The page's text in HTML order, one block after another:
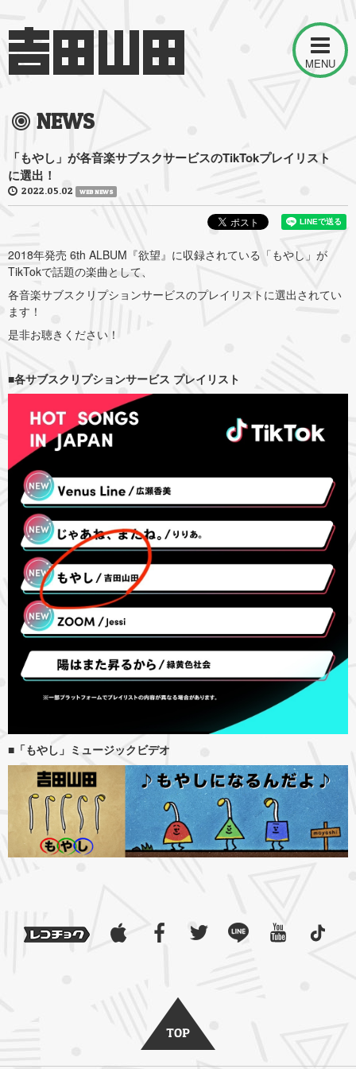
MENU
NEWS
「もやし」が各音楽サブスクサービスのTikTokプレイリスト
に選出！
2022.05.02 WEB NEWS
2018年発売 6th ALBUM『欲望』に収録されている「もやし」が
TikTokで話題の楽曲として、
各音楽サブスクリプションサービスのプレイリストに選出されてい
ます！
是非お聴きください！
■各サブスクリプションサービス プレイリスト
■「もやし」ミュージックビデオ